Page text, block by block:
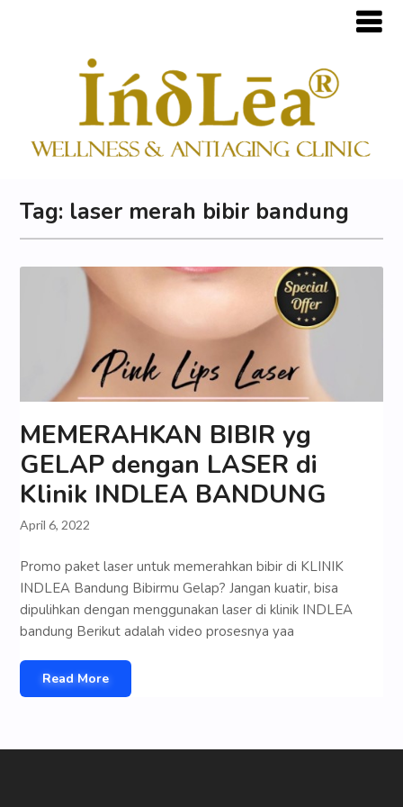
Tag: laser merah bibir bandung
MEMERAHKAN BIBIR yg
GELAP dengan LASER di
Klinik INDLEA BANDUNG
April 6, 2022
Promo paket laser untuk memerahkan bibir di KLINIK
INDLEA Bandung Bibirmu Gelap? Jangan kuatir, bisa
dipulihkan dengan menggunakan laser di klinik INDLEA
bandung Berikut adalah video prosesnya yaa
Read More